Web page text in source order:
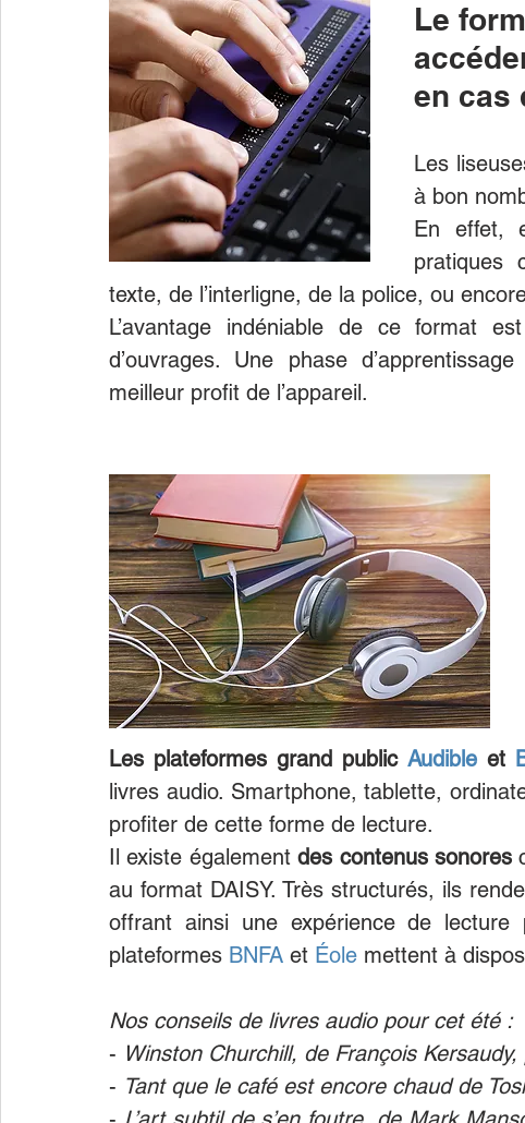
Le
en cas
Les
à bon
En effet,
pratiques
texte, de l’interligne, de la police, ou
L’avantage indéniable de ce format
d’ouvrages. Une phase
meilleur profit de l’appareil.
Les plateformes grand public Audible et
livres audio. Smartphone, tablette,
profiter de cette forme de lecture.
Il existe également des contenus sonores
au format DAISY. Très structurés, ils
offrant ainsi une expérience de
plateformes BNFA et Éole mettent à
Nos conseils de livres audio pour cet été :
- Winston Churchill, de François
- Tant que le café est encore chaud de